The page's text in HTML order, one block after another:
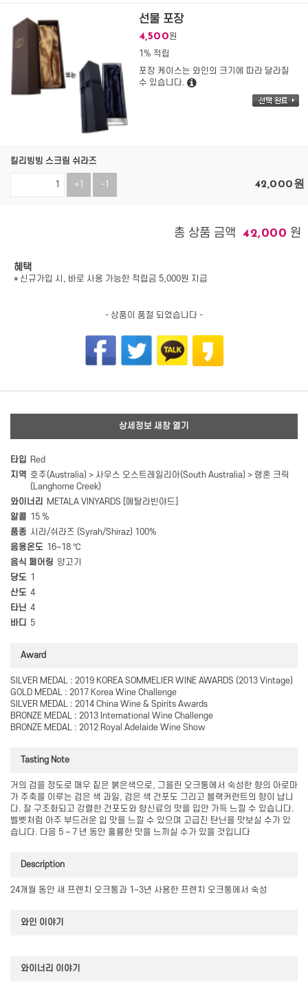
선물 포장
4,500원
1% 적립
포장 케이스는 와인의 크기에 따라 달라질
수 있습니다.
킬리빙빙 스크림 쉬라즈
+1 -1 42,000원
총 상품 금액 42,000 원
혜택
* 신규가입 시, 바로 사용 가능한 적립금 5,000원 지급
- 상품이 품절 되었습니다 -
상세정보 새창 열기
타입
Red
지역 호주(Australia) > 사우스 오스트레일리아(South Australia) > 랭혼 크릭
(Langhorne Creek)
와이너리
METALA VINYARDS [메탈라빈야드]
알콜 15 %
품종 시라/쉬라즈 (Syrah/Shiraz) 100%
음용온도 16~18 ℃
음식 페어링 양고기
당도 1
산도 4
타닌 4
바디
5
Award
SILVER MEDAL : 2019 KOREA SOMMELIER WINE AWARDS (2013 Vintage)
GOLD MEDAL : 2017 Korea Wine Challenge
SILVER MEDAL : 2014 China Wine & Spirits Awards
BRONZE MEDAL : 2013 International Wine Challenge
BRONZE MEDAL : 2012 Royal Adelaide Wine Show
Tasting Note
거의 검을 정도로 매우 짙은 붉은색으로, 그을린 오크통에서 숙성한 향의 아로마
가 주축을 이루는 검은 색 과일, 검은 색 건포도 그리고 블랙커런트의 향이 납니
다. 잘 구조화되고 강렬한 건포도와 향신료의 맛을 입안 가득 느낄 수 있습니다.
벨벳처럼 아주 부드러운 입 맛을 느낄 수 있으며 고급진 탄닌을 맛보실 수가 있
습니다. 다음 5 ~ 7 년 동안 훌륭한 맛을 느끼실 수가 있을 것입니다
Description
24개월 동안 새 프렌치 오크통과 1~3년 사용한 프렌치 오크통에서 숙성
와인 이야기
와이너리 이야기